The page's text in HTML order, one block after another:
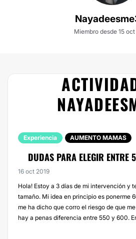
Miembro desde 15
Experiencia AUMENTO MAMAS
DUDAS PARA ELEGIR
16 oct 2019
Hola! Estoy a 3 días de mi intervención y
tamaño. Mi idea en principio es ponerme
me ha dicho que corro el riesgo de que
hay a penas diferencia entre 550 y 600.